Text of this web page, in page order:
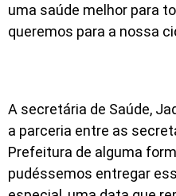
uma saúde melhor para
queremos para a nossa
A secretária de Saúde,
a parceria entre as
Prefeitura de alguma
pudéssemos entregar